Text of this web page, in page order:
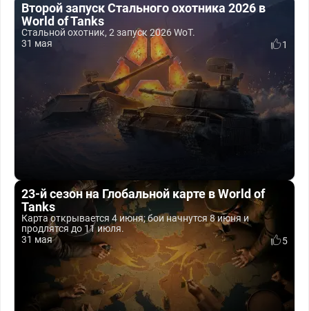
Второй запуск Стального охотника 2026 в
World of Tanks
Стальной охотник, 2 запуск 2026 WoT.
31 мая
1
23-й сезон на Глобальной карте в World of
Tanks
Карта открывается 4 июня; бои начнутся 8 июня и
продлятся до 11 июля.
31 мая
5